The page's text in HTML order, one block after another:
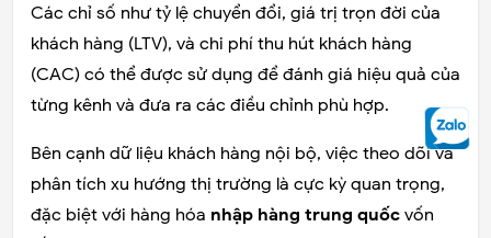
Các chỉ số như tỷ lệ chuyển đổi, giá trị trọn đời của
khách hàng (LTV), và chi phí thu hút khách hàng
(CAC) có thể được sử dụng để đánh giá hiệu quả của
từng kênh và đưa ra các điều chỉnh phù hợp.
Bên cạnh dữ liệu khách hàng nội bộ, việc theo dõi và
phân tích xu hướng thị trường là cực kỳ quan trọng,
đặc biệt với hàng hóa nhập hàng trung quốc vốn